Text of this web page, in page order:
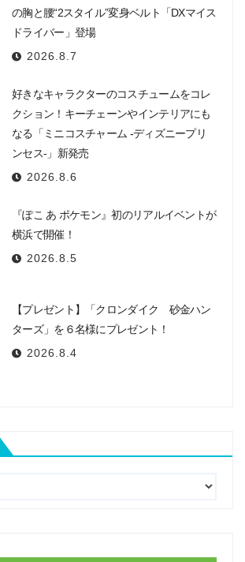
の胸と腰“2スタイル”変身ベルト「DXマイス
ドライバー」登場
2026.8.7
好きなキャラクターのコスチュームをコレ
クション！キーチェーンやインテリアにも
なる「ミニコスチャーム -ディズニープリ
ンセス-」新発売
2026.8.6
『ぽこ あ ポケモン』初のリアルイベントが
横浜で開催！
2026.8.5
【プレゼント】「クロンダイク 砂金ハン
ターズ」を６名様にプレゼント！
2026.8.4